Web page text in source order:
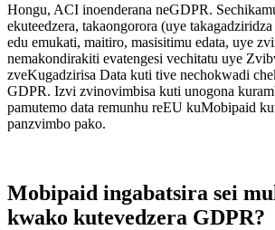
Hongu, ACI inoenderana neGDPR.
ekuteedzera, takaongorora (uye
edu emukati, maitiro, masisitimu edata, uye
nemakondirakiti evatengesi vechitatu uye
zveKugadzirisa Data kuti tive nechokwadi
GDPR. Izvi zvinovimbisa kuti unogona
pamutemo data remunhu reEU kuMobipaid
panzvimbo pako.
Mobipaid ingabatsira sei
kwako kutevedzera GDPR?